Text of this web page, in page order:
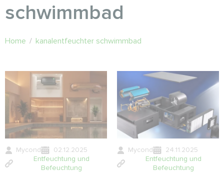
schwimmbad
Home / kanalentfeuchter schwimmbad
Mycond
02.12.2025
Entfeuchtung und
Befeuchtung
Mycond
24.11.2025
Entfeuchtung und
Befeuchtung